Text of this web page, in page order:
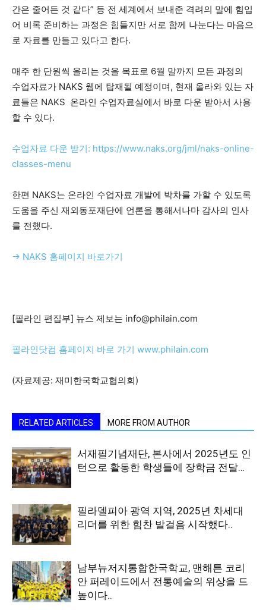
간은 줄어든 것 같다” 등 전 세계에서 보내준 격려의 말에 힘입
어 비록 준비하는 과정은 힘들지만 서로 함께 나눈다는 마음으
로 자료를 만들고 있다고 한다.
매주 한 단원씩 올리는 것을 목표로 6월 말까지 모든 과정의
수업자료가 NAKS 웹에 탑재될 예정이며, 현재 올라와 있는 자
료들은 NAKS 온라인 수업자료실에서 바로 다운 받아서 사용
할 수 있다.
수업자료 다운 받기: https://www.naks.org/jml/naks-online-
classes-menu
한편 NAKS는 온라인 수업자료 개발에 박차를 가할 수 있도록
도움을 주신 재외동포재단에 언론을 통해서나마 감사의 인사
를 전했다.
→ NAKS 홈페이지 바로가기
[필라인 편집부] 뉴스 제보는 info@philain.com
필라인닷컴 홈페이지 바로 가기 www.philain.com
(자료제공: 재미한국학교협의회)
RELATED ARTICLES MORE FROM AUTHOR
서재필기념재단, 본사에서 2025년도 인
턴으로 활동한 학생들에 장학금 전달…
필라델피아 광역 지역, 2025년 차세대
리더를 위한 힘찬 발걸음 시작했다..
남부뉴저지통합한국학교, 맨해튼 코리
안 퍼레이드에서 전통예술의 위상을 드
높이다..